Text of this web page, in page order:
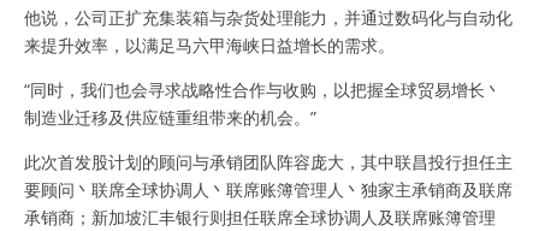
他说，公司正扩充集装箱与杂货处理能力，并通过数码化与自动化
来提升效率，以满足马六甲海峡日益增长的需求。
“同时，我们也会寻求战略性合作与收购，以把握全球贸易增长丶
制造业迁移及供应链重组带来的机会。”
此次首发股计划的顾问与承销团队阵容庞大，其中联昌投行担任主
要顾问丶联席全球协调人丶联席账簿管理人丶独家主承销商及联席
承销商；新加坡汇丰银行则担任联席全球协调人及联席账簿管理